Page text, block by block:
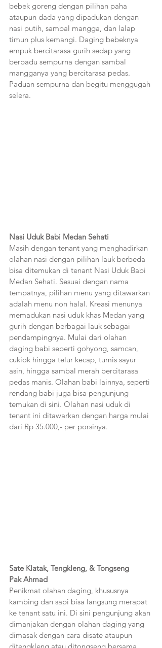
bebek goreng dengan pilihan paha
ataupun dada yang dipadukan dengan
nasi putih, sambal mangga, dan lalap
timun plus kemangi. Daging bebeknya
empuk bercitarasa gurih sedap yang
berpadu sempurna dengan sambal
mangganya yang bercitarasa pedas.
Paduan sempurna dan begitu menggugah
selera.
Nasi Uduk Babi Medan Sehati
Masih dengan tenant yang menghadirkan
olahan nasi dengan pilihan lauk berbeda
bisa ditemukan di tenant Nasi Uduk Babi
Medan Sehati. Sesuai dengan nama
tempatnya, pilihan menu yang ditawarkan
adalah menu non halal. Kreasi menunya
memadukan nasi uduk khas Medan yang
gurih dengan berbagai lauk sebagai
pendampingnya. Mulai dari olahan
daging babi seperti gohyong, samcan,
cukiok hingga telur kecap, tumis sayur
asin, hingga sambal merah bercitarasa
pedas manis. Olahan babi lainnya, seperti
rendang babi juga bisa pengunjung
temukan di sini. Olahan nasi uduk di
tenant ini ditawarkan dengan harga mulai
dari Rp 35.000,- per porsinya.
Sate Klatak, Tengkleng, & Tongseng
Pak Ahmad
Penikmat olahan daging, khususnya
kambing dan sapi bisa langsung merapat
ke tenant satu ini. Di sini pengunjung akan
dimanjakan dengan olahan daging yang
dimasak dengan cara disate ataupun